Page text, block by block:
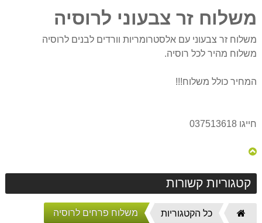
משלוח זר צבעוני לרוסיה
משלוח זר צבעוני עם אלסטרומריות וורדים לבנים לרוסיה
משלוח מהיר לכל רוסיה.
המחיר כולל משלוח!!!
חייגו 037513618
קטגוריות קשורות
דף
כל הקטגוריות משלוח פרחים לרוסיה